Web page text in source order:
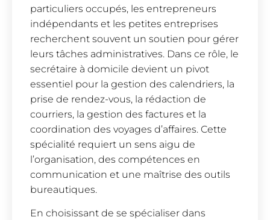
particuliers occupés, les entrepreneurs
indépendants et les petites entreprises
recherchent souvent un soutien pour gérer
leurs tâches administratives. Dans ce rôle, le
secrétaire à domicile devient un pivot
essentiel pour la gestion des calendriers, la
prise de rendez-vous, la rédaction de
courriers, la gestion des factures et la
coordination des voyages d’affaires. Cette
spécialité requiert un sens aigu de
l’organisation, des compétences en
communication et une maîtrise des outils
bureautiques.
En choisissant de se spécialiser dans